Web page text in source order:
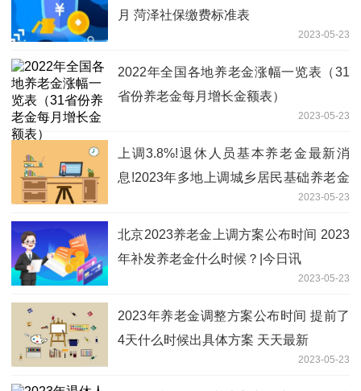
月 菏泽社保缴费标准表
2023-05-23
2022年全国各地养老金涨幅一览表（31
省份养老金每月增长金额表）
2023-05-23
上调3.8%!退休人员基本养老金最新消
息!2023年多地上调城乡居民基础养老金
2023-05-23
北京2023养老金上调方案公布时间 2023
年补发养老金什么时候？|今日讯
2023-05-23
2023年养老金调整方案公布时间 提前了
4天什么时候出具体方案 天天最新
2023-05-23